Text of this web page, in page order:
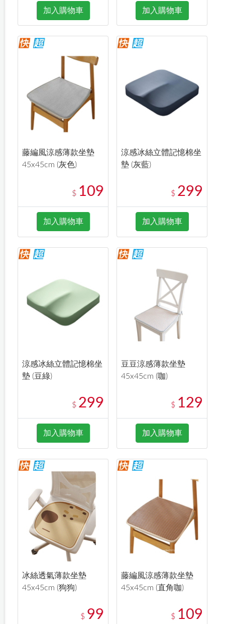
加入購物車 加入購物車
藤編風涼感薄款坐墊
45x45cm (灰色)
$ 109
加入購物車
涼感冰絲立體記憶棉坐
墊 (灰藍)
$ 299
加入購物車
涼感冰絲立體記憶棉坐
墊 (豆綠)
$ 299
加入購物車
豆豆涼感薄款坐墊
45x45cm (咖)
$ 129
加入購物車
冰絲透氣薄款坐墊
45x45cm (狗狗)
$ 99
藤編風涼感薄款坐墊
45x45cm (直角咖)
$ 109